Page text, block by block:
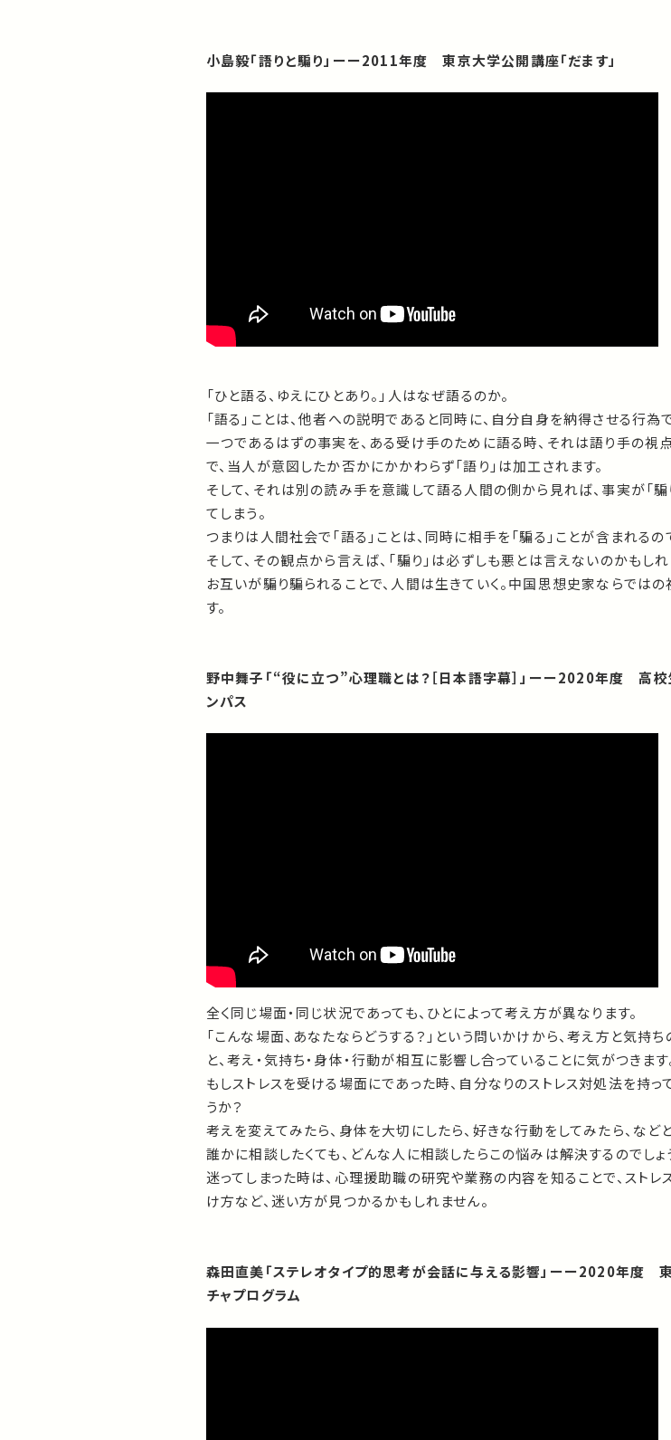
小島毅「語りと騙り」ーー2011年度 東京大学公開講座「だます」
「ひと語る、ゆえにひとあり。」人はなぜ語るのか。
「語る」ことは、他者への説明であると同時に、自分自身を納得させる行為で
一つであるはずの事実を、ある受け手のために語る時、それは語り手の視
で、当人が意図したか否かにかかわらず「語り」は加工されます。
そして、それは別の読み手を意識して語る人間の側から見れば、事実が「騙
てしまう。
つまりは人間社会で「語る」ことは、同時に相手を「騙る」ことが含まれるの
そして、その観点から言えば、「騙り」は必ずしも悪とは言えないのかもしれ
お互いが騙り騙られることで、人間は生きていく。中国思想史家ならではの
す。
野中舞子「“役に立つ”心理職とは？［日本語字幕］」ーー2020年度 高
ンパス
全く同じ場面・同じ状況であっても、ひとによって考え方が異なります。
「こんな場面、あなたならどうする？」という問いかけから、考え方と気持
と、考え・気持ち・身体・行動が相互に影響し合っていることに気がつきます
もしストレスを受ける場面にであった時、自分なりのストレス対処法を持
うか？
考えを変えてみたら、身体を大切にしたら、好きな行動をしてみたら、など
誰かに相談したくても、どんな人に相談したらこの悩みは解決するのでし
迷ってしまった時は、心理援助職の研究や業務の内容を知ることで、スト
け方など、迷い方が見つかるかもしれません。
森田直美「ステレオタイプ的思考が会話に与える影響」ーー2020年度
チャプログラム